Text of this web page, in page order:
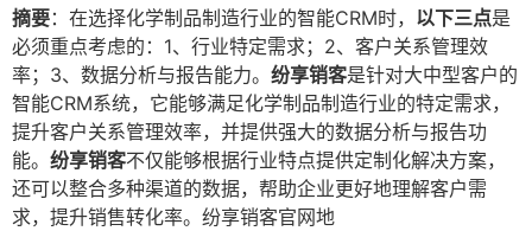
摘要：在选择化学制品制造行业的智能CRM时， 以下三点是
必须重点考虑的：1、行业特定需求；2、客户关系管理效
率；3、数据分析与报告能力。 纷享销客是针对大中型客户的
智能CRM系统，它能够满足化学制品制造行业的特定需求，
提升客户关系管理效率，并提供强大的数据分析与报告功
能。 纷享销客不仅能够根据行业特点提供定制化解决方案，
还可以整合多种渠道的数据，帮助企业更好地理解客户需
求，提升销售转化率。纷享销客官网地